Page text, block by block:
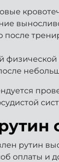
после
физической
рутин
оплаты и